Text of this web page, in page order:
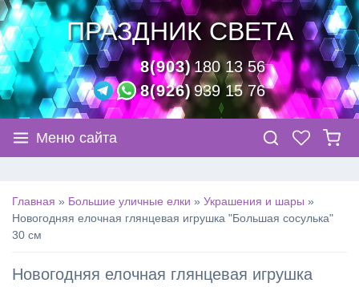
ПРАЗДНИК СВЕТА
8(903)180 13 56
8(926)939 15 76
Меню сайта
Главная » Большие уличные елки » Украшения и шары »
Новогодняя елочная глянцевая игрушка "Большая сосулька"
30 см
Новогодняя елочная глянцевая игрушка